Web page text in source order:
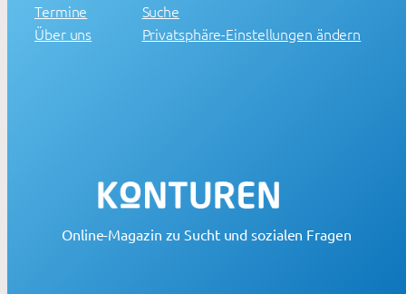
Termine
Über uns
Suche
Privatsphäre-Einstellungen ändern
Online-Magazin zu Sucht und sozialen Fragen